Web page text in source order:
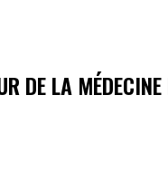
DE LA